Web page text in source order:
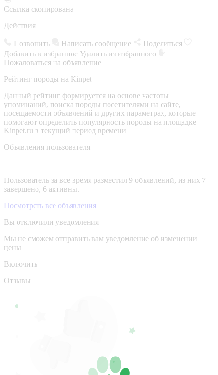
Ссылка скопирована
Действия
Позвонить Написать сообщение
Поделиться
Добавить в избранное Удалить из избранного
Пожаловаться на объявление
Рейтинг породы на Kinpet
Данный рейтинг формируется на основе частоты
упоминаний, поиска породы посетителями на сайте,
посещаемости объявлений и других параметрах, которые
помогают определить популярность породы на площадке
Kinpet.ru в текущий период времени.
Объявления пользователя
Пользователь за все время разместил 9 объявлений, из них 7
завершено, 6 активны.
Посмотреть все объявления
Вы отключили уведомления
Мы не сможем отправить вам уведомление об изменении
цены
Включить
Отзывы